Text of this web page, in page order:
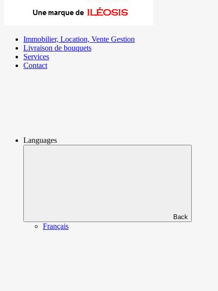
Immobilier, Location, Vente Gestion
Livraison de bouquets
Services
Contact
Languages
Back
Français